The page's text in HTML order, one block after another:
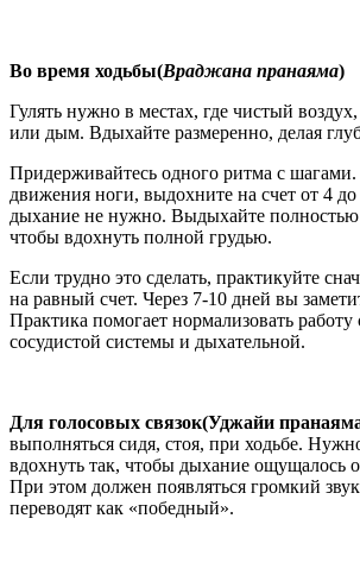
Во время ходьбы(Враджана пранаяма)
Гулять нужно в местах, где чистый
или дым. Вдыхайте размеренно, делая
Придерживайтесь одного ритма с
движения ноги, выдохните на счет от 4
дыхание не нужно. Выдыхайте полностью
чтобы вдохнуть полной грудью.
Если трудно это сделать, практикуйте
на равный счет. Через 7-10 дней вы
Практика помогает нормализовать работу
сосудистой системы и дыхательной.
Для голосовых связок(Уджайи
выполняться сидя, стоя, при ходьбе.
вдохнуть так, чтобы дыхание ощущалось
При этом должен появляться громкий
переводят как «победный».